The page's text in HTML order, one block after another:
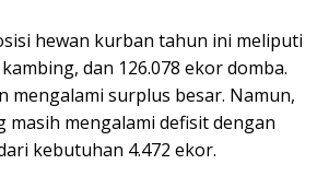
hewan kurban tahun ini meliputi
dan 126.078 ekor domba.
mengalami surplus besar. Namun,
mengalami defisit dengan
kebutuhan 4.472 ekor.